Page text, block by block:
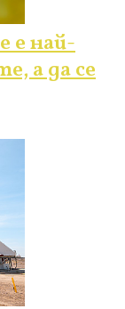
е най-
а да се